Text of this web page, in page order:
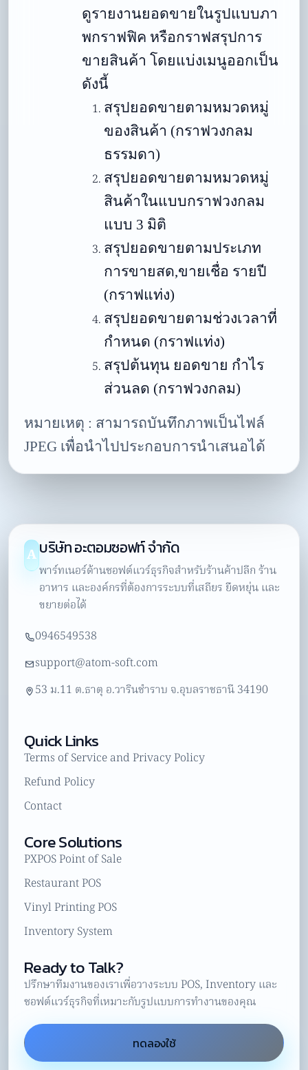
ดูรายงานยอดขายในรูปแบบภา
พกราฟฟิค หรือกราฟสรุปการ
ขายสินค้า โดยแบ่งเมนูออกเป็น
ดังนี้
สรุปยอดขายตามหมวดหมู่
ของสินค้า (กราฟวงกลม
ธรรมดา)
สรุปยอดขายตามหมวดหมู่
สินค้าในแบบกราฟวงกลม
แบบ 3 มิติ
สรุปยอดขายตามประเภท
การขายสด,ขายเชื่อ รายปี
(กราฟแท่ง)
สรุปยอดขายตามช่วงเวลาที่
กำหนด (กราฟแท่ง)
สรุปต้นทุน ยอดขาย กำไร
ส่วนลด (กราฟวงกลม)
หมายเหตุ : สามารถบันทึกภาพเป็นไฟล์
JPEG เพื่อนำไปประกอบการนำเสนอได้
Aบริษัท อะตอมซอฟท์ จำกัด
พาร์ทเนอร์ด้านซอฟต์แวร์ธุรกิจสำหรับร้านค้าปลีก ร้าน
อาหาร และองค์กรที่ต้องการระบบที่เสถียร ยืดหยุ่น และ
ขยายต่อได้
0946549538
support@atom-soft.com
53 ม.11 ต.ธาตุ อ.วารินชำราบ จ.อุบลราชธานี 34190
Quick Links
Terms of Service and Privacy Policy
Refund Policy
Contact
Core Solutions
PXPOS Point of Sale
Restaurant POS
Vinyl Printing POS
Inventory System
Ready to Talk?
ปรึกษาทีมงานของเราเพื่อวางระบบ POS, Inventory และ
ซอฟต์แวร์ธุรกิจที่เหมาะกับรูปแบบการทำงานของคุณ
ทดลองใช้